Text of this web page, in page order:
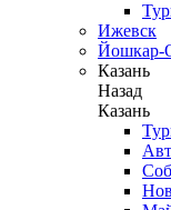
Ижевск
Йошкар-
Казань
Назад
Казань